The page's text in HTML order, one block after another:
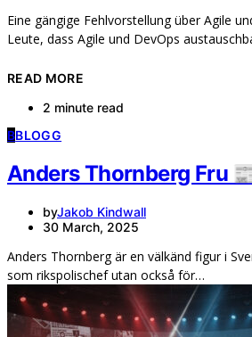
Eine gängige Fehlvorstellung über Agile
Leute, dass Agile und DevOps
READ MORE
2 minute read
BBLOGG
Anders Thornberg Fru
byJakob Kindwall
30 March, 2025
Anders Thornberg är en välkänd figur i
som rikspolischef utan också för…